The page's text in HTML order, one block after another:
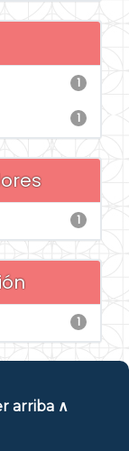
1
1
1
1
arriba ∧